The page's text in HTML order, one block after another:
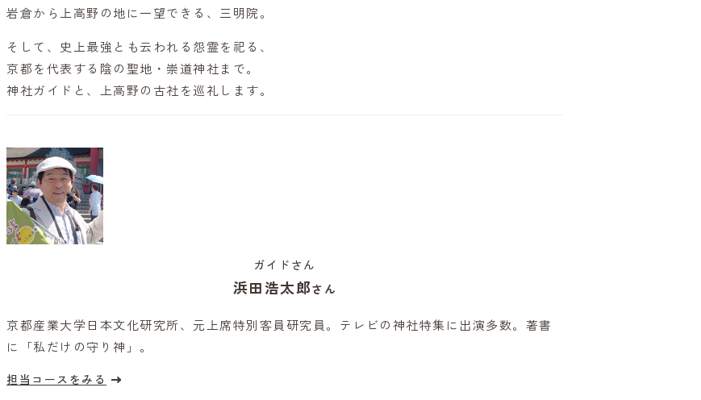
岩倉から上高野の地に一望できる、三明院。
そして、史上最強とも云われる怨霊を祀る、
京都を代表する陰の聖地・崇道神社まで。
神社ガイドと、上高野の古社を巡礼します。
ガイドさん
浜田浩太郎さん
京都産業大学日本文化研究所、元上席特別客員研究員。テレビの神社特集に出演多数。著書
に「私だけの守り神」。
担当コースをみる